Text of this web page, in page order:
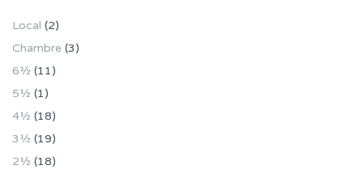
Local (2)
Chambre (3)
6½ (11)
5½ (1)
4½ (18)
3½ (19)
2½ (18)